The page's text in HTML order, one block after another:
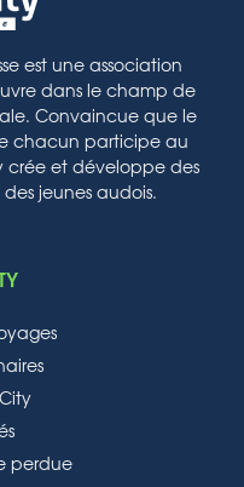
est une association
dans le champ de
Convaincue que le
chacun participe au
crée et développe des
jeunes audois.
perdue